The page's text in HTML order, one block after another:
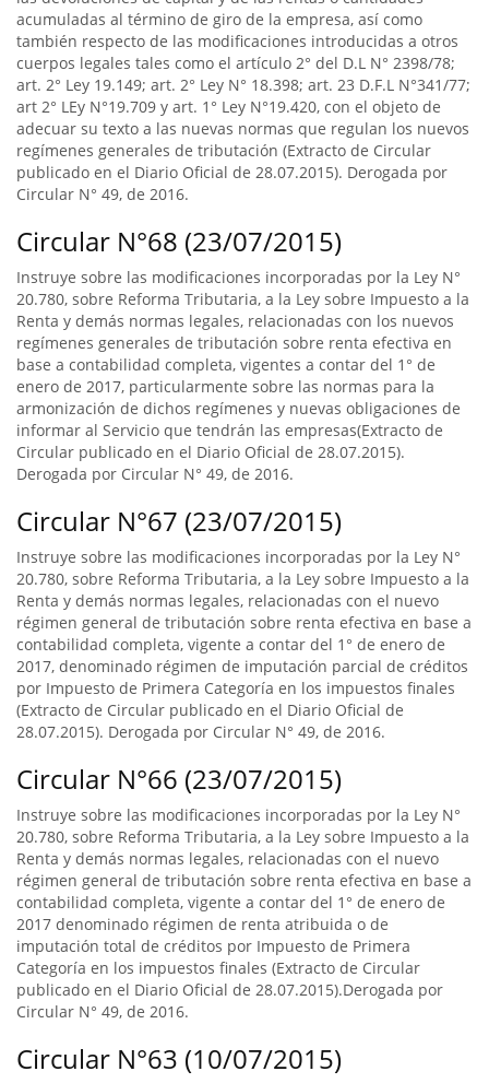
acumuladas al término de giro de la empresa, así como
también respecto de las modificaciones introducidas a otros
cuerpos legales tales como el artículo 2° del D.L N° 2398/78;
art. 2° Ley 19.149; art. 2° Ley N° 18.398; art. 23 D.F.L N°341/77;
art 2° LEy N°19.709 y art. 1° Ley N°19.420, con el objeto de
adecuar su texto a las nuevas normas que regulan los nuevos
regímenes generales de tributación (Extracto de Circular
publicado en el Diario Oficial de 28.07.2015). Derogada por
Circular N° 49, de 2016.
Circular N°68 (23/07/2015)
Instruye sobre las modificaciones incorporadas por la Ley N°
20.780, sobre Reforma Tributaria, a la Ley sobre Impuesto a la
Renta y demás normas legales, relacionadas con los nuevos
regímenes generales de tributación sobre renta efectiva en
base a contabilidad completa, vigentes a contar del 1° de
enero de 2017, particularmente sobre las normas para la
armonización de dichos regímenes y nuevas obligaciones de
informar al Servicio que tendrán las empresas(Extracto de
Circular publicado en el Diario Oficial de 28.07.2015).
Derogada por Circular N° 49, de 2016.
Circular N°67 (23/07/2015)
Instruye sobre las modificaciones incorporadas por la Ley N°
20.780, sobre Reforma Tributaria, a la Ley sobre Impuesto a la
Renta y demás normas legales, relacionadas con el nuevo
régimen general de tributación sobre renta efectiva en base a
contabilidad completa, vigente a contar del 1° de enero de
2017, denominado régimen de imputación parcial de créditos
por Impuesto de Primera Categoría en los impuestos finales
(Extracto de Circular publicado en el Diario Oficial de
28.07.2015). Derogada por Circular N° 49, de 2016.
Circular N°66 (23/07/2015)
Instruye sobre las modificaciones incorporadas por la Ley N°
20.780, sobre Reforma Tributaria, a la Ley sobre Impuesto a la
Renta y demás normas legales, relacionadas con el nuevo
régimen general de tributación sobre renta efectiva en base a
contabilidad completa, vigente a contar del 1° de enero de
2017 denominado régimen de renta atribuida o de
imputación total de créditos por Impuesto de Primera
Categoría en los impuestos finales (Extracto de Circular
publicado en el Diario Oficial de 28.07.2015).Derogada por
Circular N° 49, de 2016.
Circular N°63 (10/07/2015)